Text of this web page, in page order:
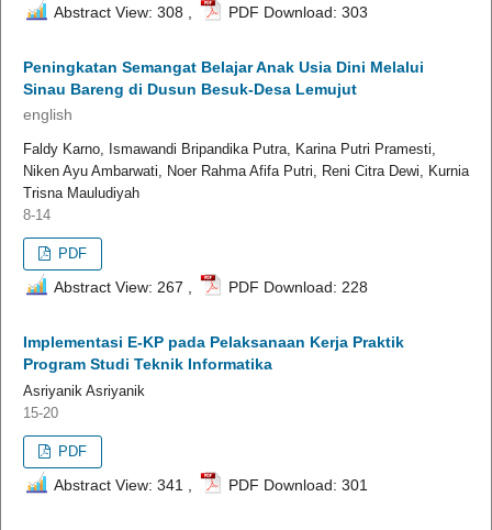
Abstract View: 308 , PDF Download: 303
Peningkatan Semangat Belajar Anak Usia Dini Melalui
Sinau Bareng di Dusun Besuk-Desa Lemujut
english
Faldy Karno, Ismawandi Bripandika Putra, Karina Putri Pramesti,
Niken Ayu Ambarwati, Noer Rahma Afifa Putri, Reni Citra Dewi, Kurnia
Trisna Mauludiyah
8-14
PDF
Abstract View: 267 , PDF Download: 228
Implementasi E-KP pada Pelaksanaan Kerja Praktik
Program Studi Teknik Informatika
Asriyanik Asriyanik
15-20
PDF
Abstract View: 341 , PDF Download: 301